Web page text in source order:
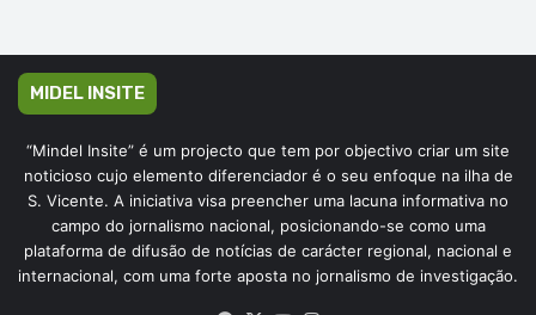
MIDEL INSITE
“Mindel Insite” é um projecto que tem por objectivo criar um site
noticioso cujo elemento diferenciador é o seu enfoque na ilha de
S. Vicente. A iniciativa visa preencher uma lacuna informativa no
campo do jornalismo nacional, posicionando-se como uma
plataforma de difusão de notícias de carácter regional, nacional e
internacional, com uma forte aposta no jornalismo de investigação.